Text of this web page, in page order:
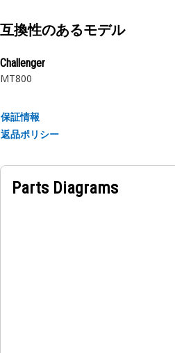
互換性のあるモデル
Challenger
MT800
保証情報
返品ポリシー
Parts Diagrams